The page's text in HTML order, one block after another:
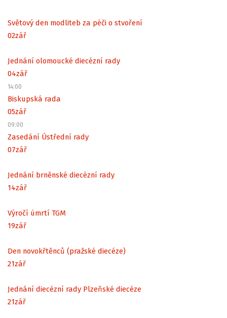
Světový den modliteb za péči o stvoření
02zář
Jednání olomoucké diecézní rady
04zář
14:00
Biskupská rada
05zář
09:00
Zasedání Ústřední rady
07zář
Jednání brněnské diecézní rady
14zář
Výročí úmrtí TGM
19zář
Den novokřtěnců (pražské diecéze)
21zář
Jednání diecézní rady Plzeňské diecéze
21zář